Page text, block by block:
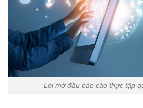
Lời mở đầu báo cáo thực tập